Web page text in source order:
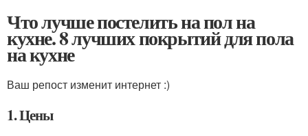
Что лучше постелить на пол на
кухне. 8 лучших покрытий для пола
на кухне
Ваш репост изменит интернет :)
1. Цены